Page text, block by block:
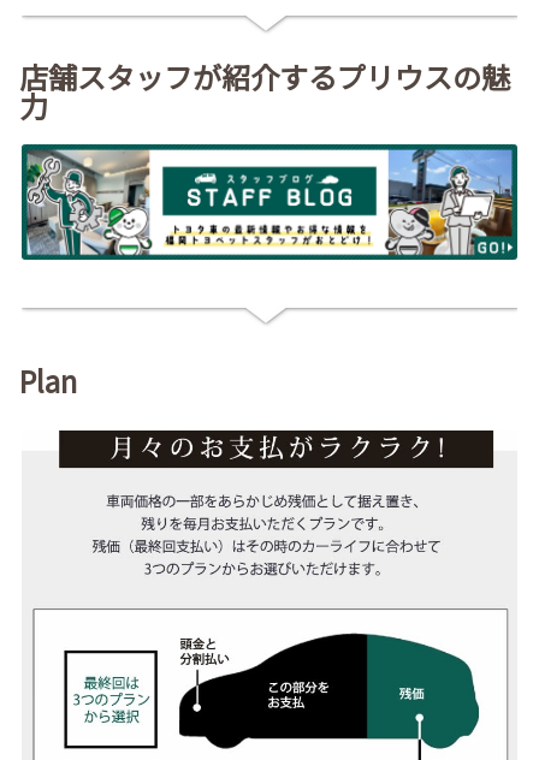
店舗スタッフが紹介するプリウスの魅
力
Plan